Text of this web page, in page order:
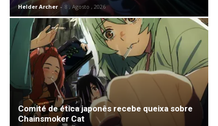
Helder Archer - 8 , Agosto , 2026
Comité de ética japonês recebe queixa sobre
Chainsmoker Cat